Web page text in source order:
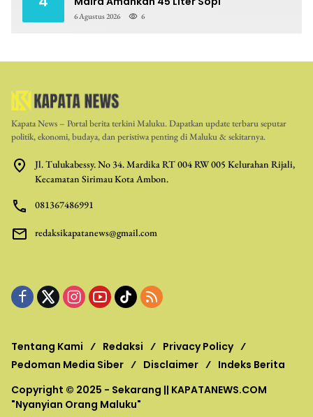
6 Agustus 2026 6
Kapata News – Portal berita terkini Maluku. Dapatkan update terbaru seputar
politik, ekonomi, budaya, dan peristiwa penting di Maluku & sekitarnya.
Jl. Tulukabessy. No 34. Mardika RT 004 RW 005 Kelurahan Rijali,
Kecamatan Sirimau Kota Ambon.
081367486991
redaksikapatanews@gmail.com
Tentang Kami Redaksi
Privacy Policy
Pedoman Media Siber
Disclaimer
Indeks Berita
Copyright © 2025 - Sekarang || KAPATANEWS.COM
"Nyanyian Orang Maluku"